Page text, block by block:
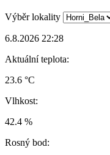
Výběr lokality
6.8.2026 22:28
Aktuální teplota:
23.6 °C
Vlhkost:
42.4 %
Rosný bod: